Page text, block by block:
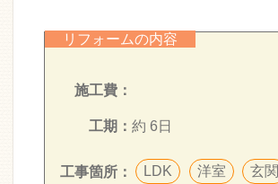
リフォームの内容
施工費：
工期： 約 6日
工事箇所： LDK 洋室 玄関